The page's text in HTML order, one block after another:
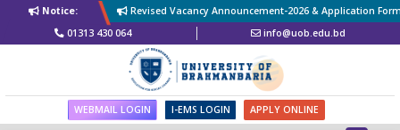
Notice:
Revised Vacancy Announcement-2026 & Application Form
01313 430 064
info@uob.edu.bd
WEBMAIL LOGIN I-EMS LOGIN APPLY ONLINE